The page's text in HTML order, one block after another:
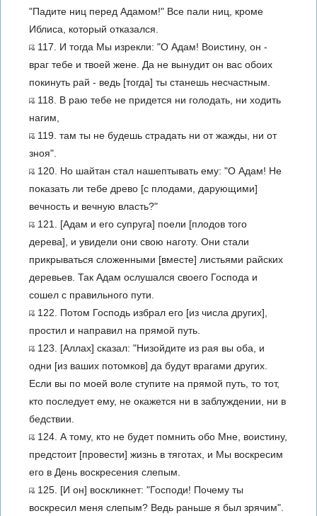
"Падите ниц перед Адамом!" Все пали ниц, кроме
Иблиса, который отказался.
117. И тогда Мы изрекли: "О Адам! Воистину, он -
враг тебе и твоей жене. Да не вынудит он вас обоих
покинуть рай - ведь [тогда] ты станешь несчастным.
118. В раю тебе не придется ни голодать, ни ходить
нагим,
119. там ты не будешь страдать ни от жажды, ни от
зноя".
120. Но шайтан стал нашептывать ему: "О Адам! Не
показать ли тебе древо [с плодами, дарующими]
вечность и вечную власть?"
121. [Адам и его супруга] поели [плодов того
дерева], и увидели они свою наготу. Они стали
прикрываться сложенными [вместе] листьями райских
деревьев. Так Адам ослушался своего Господа и
сошел с правильного пути.
122. Потом Господь избрал его [из числа других],
простил и направил на прямой путь.
123. [Аллах] сказал: "Низойдите из рая вы оба, и
одни [из ваших потомков] да будут врагами других.
Если вы по моей воле ступите на прямой путь, то тот,
кто последует ему, не окажется ни в заблуждении, ни в
бедствии.
124. А тому, кто не будет помнить обо Мне, воистину,
предстоит [провести] жизнь в тяготах, и Мы воскресим
его в День воскресения слепым.
125. [И он] воскликнет: "Господи! Почему ты
воскресил меня слепым? Ведь раньше я был зрячим".